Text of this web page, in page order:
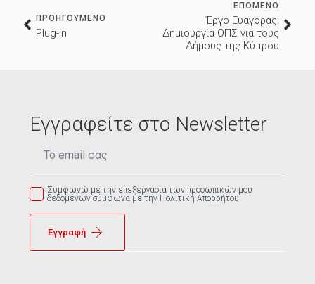
ΠΡΟΗΓΟΥΜΕΝΟ
Plug-in
ΕΠΟΜΕΝΟ
Έργο Ευαγόρας:
Δημιουργία ΟΠΣ για τους
Δήμους της Κύπρου
Εγγραφείτε στο Newsletter
Συμφωνώ με την επεξεργασία των προσωπικών μου
δεδομένων σύμφωνα με την Πολιτική Απορρήτου
Εγγραφή